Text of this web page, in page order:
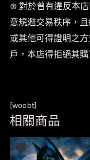
⊛ 對於曾有違反本
意規避交易秩序，
或其他可得證明之
戶，本店得拒絕其購
[woobt]
相關商品